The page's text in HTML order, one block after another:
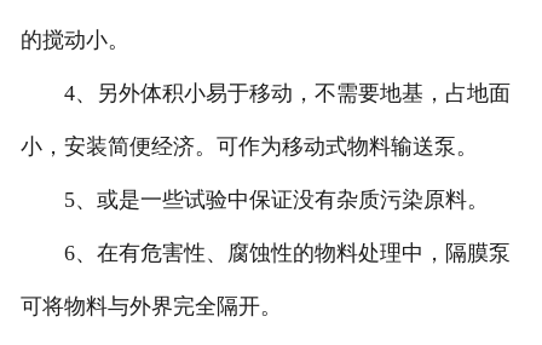
的搅动小。
4、另外体积小易于移动，不需要地基，占地面
小，安装简便经济。可作为移动式物料输送泵。
5、或是一些试验中保证没有杂质污染原料。
6、在有危害性、腐蚀性的物料处理中，隔膜泵
可将物料与外界完全隔开。